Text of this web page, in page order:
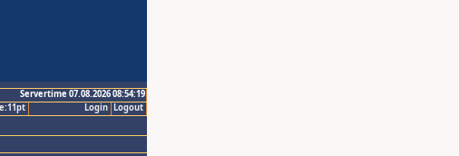
Servertime 07.08.2026 08:54:19
Logout
Login